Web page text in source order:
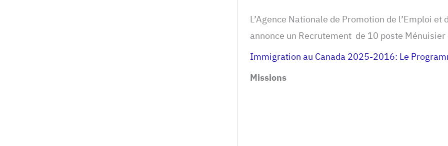
L’Agence Nationale de Promotion de l’Emploi et
annonce un Recrutement de 10 poste Ménuisier
Immigration au Canada 2025-2016: Le
Missions